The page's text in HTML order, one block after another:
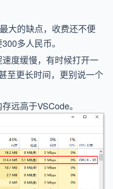
大的缺点，收费还不便
多人民币。
度缓慢，有时候打开一
至更长时间，更别说一个
远高于VSCode。